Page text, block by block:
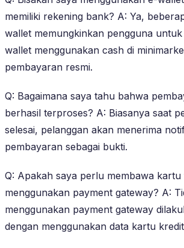
memiliki rekening bank? A: Ya,
wallet memungkinkan pengguna
wallet menggunakan cash di
pembayaran resmi.
Q: Bagaimana saya tahu bahwa
berhasil terproses? A: Biasanya saat
selesai, pelanggan akan menerima
pembayaran sebagai bukti.
Q: Apakah saya perlu membawa kartu
menggunakan payment gateway? A:
menggunakan payment gateway
dengan menggunakan data kartu